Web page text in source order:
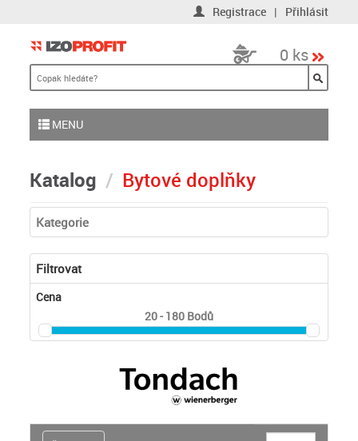
Registrace | Přihlásit
0 ks
MENU
Katalog Bytové doplňky
Kategorie
Filtrovat
Cena
20 - 180 Bodů